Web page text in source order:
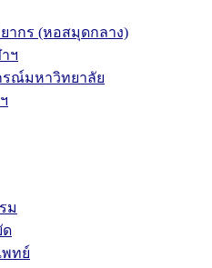
ากร (หอสมุดกลาง)
ฯ
ณ์มหาวิทยาลัย
ม
ด
ทย์